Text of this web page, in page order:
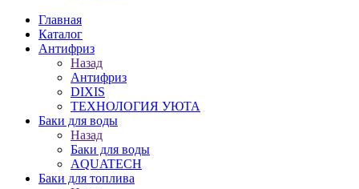
Главная
Каталог
Антифриз
Назад
Антифриз
DIXIS
ТЕХНОЛОГИЯ УЮТА
Баки для воды
Назад
Баки для воды
AQUATECH
Баки для топлива